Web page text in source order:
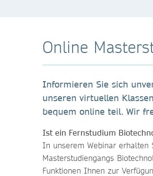
Online
Informieren Sie sich
unseren virtuellen
bequem online teil. Wir
Ist ein Fernstudium
In unserem Webinar erhalten
Masterstudiengangs
Funktionen Ihnen zur